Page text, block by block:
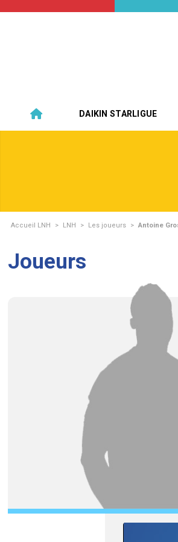
DAIKIN STARLIGUE
Accueil LNH > LNH > Les joueurs > Antoine
Joueurs